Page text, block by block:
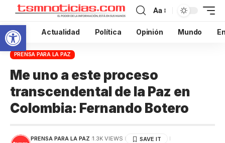
Abrir barra de herramientas
Aa
Inicio Actualidad Política Opinión Mundo
PRENSA PARA LA PAZ
Me uno a este proceso
transcendental de la Paz en
Colombia: Fernando Botero
PRENSA PARA LA PAZ 1.3K VIEWS